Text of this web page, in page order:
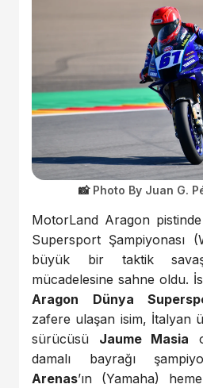
Photo By Juan G.
MotorLand Aragon
Supersport Şampiyonası
büyük bir taktik
mücadelesine sahne oldu.
Aragon Dünya
zafere ulaşan isim, İtalyan
sürücüsü Jaume Masia
damalı bayrağı
Arenas’ın (Yamaha)